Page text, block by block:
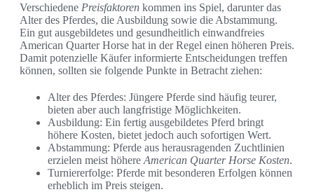
Verschiedene Preisfaktoren kommen ins Spiel, darunter das
Alter des Pferdes, die Ausbildung sowie die Abstammung.
Ein gut ausgebildetes und gesundheitlich einwandfreies
American Quarter Horse hat in der Regel einen höheren Preis.
Damit potenzielle Käufer informierte Entscheidungen treffen
können, sollten sie folgende Punkte in Betracht ziehen:
Alter des Pferdes: Jüngere Pferde sind häufig teurer,
bieten aber auch langfristige Möglichkeiten.
Ausbildung: Ein fertig ausgebildetes Pferd bringt
höhere Kosten, bietet jedoch auch sofortigen Wert.
Abstammung: Pferde aus herausragenden Zuchtlinien
erzielen meist höhere American Quarter Horse Kosten.
Turniererfolge: Pferde mit besonderen Erfolgen können
erheblich im Preis steigen.